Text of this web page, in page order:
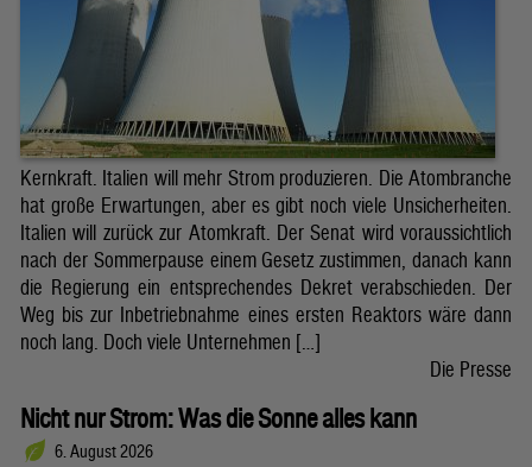
Kernkraft. Italien will mehr Strom produzieren. Die Atombranche
hat große Erwartungen, aber es gibt noch viele Unsicherheiten.
Italien will zurück zur Atomkraft. Der Senat wird voraussichtlich
nach der Sommerpause einem Gesetz zustimmen, danach kann
die Regierung ein entsprechendes Dekret verabschieden. Der
Weg bis zur Inbetriebnahme eines ersten Reaktors wäre dann
noch lang. Doch viele Unternehmen […]
Die Presse
Nicht nur Strom: Was die Sonne alles kann
6. August 2026